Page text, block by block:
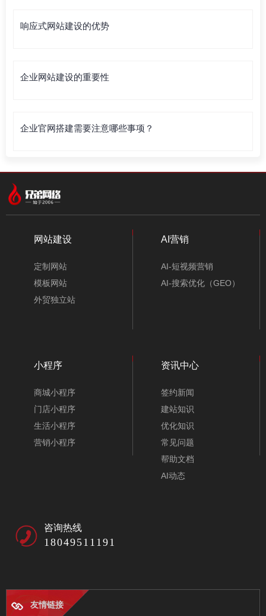
响应式网站建设的优势
企业网站建设的重要性
企业官网搭建需要注意哪些事项？
网站建设
定制网站
模板网站
外贸独立站
AI营销
AI-短视频营销
AI-搜索优化（GEO）
小程序
商城小程序
门店小程序
生活小程序
营销小程序
资讯中心
签约新闻
建站知识
优化知识
常见问题
帮助文档
AI动态
咨询热线
18049511191
友情链接